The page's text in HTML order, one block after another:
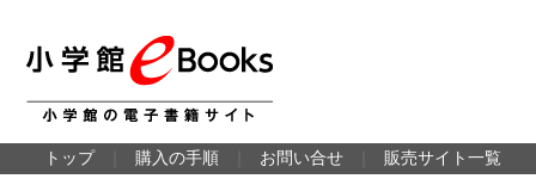
トップ 購入の手順 お問い合せ 販売サイト一覧